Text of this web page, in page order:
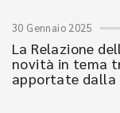
30 Gennaio 2025
La Relazione
novità in tema
apportate dalla